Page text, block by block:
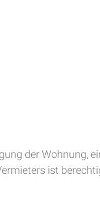
der Wohnung,
ist